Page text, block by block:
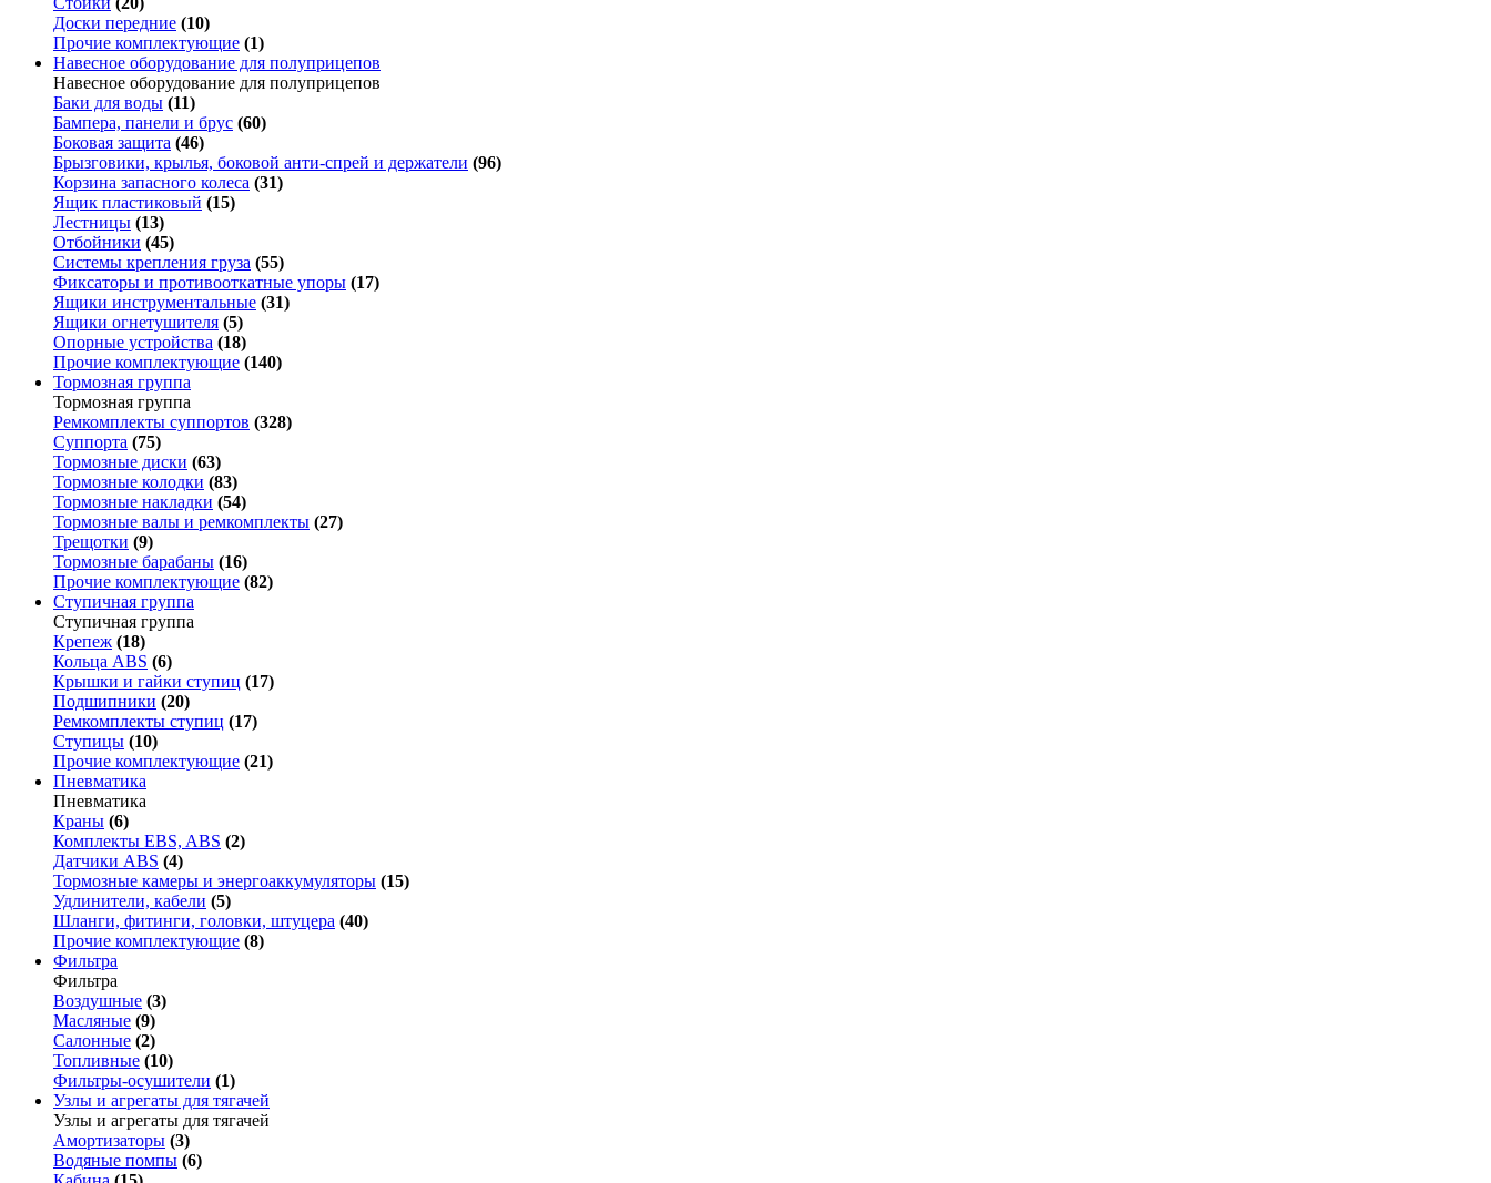
Доски передние (10)
Прочие комплектующие (1)
Навесное оборудование для полуприцепов
Навесное оборудование для полуприцепов
Баки для воды (11)
Бампера, панели и брус (60)
Боковая защита (46)
Брызговики, крылья, боковой анти-спрей и держатели (96)
Корзина запасного колеса (31)
Ящик пластиковый (15)
Лестницы (13)
Отбойники (45)
Системы крепления груза (55)
Фиксаторы и противооткатные упоры (17)
Ящики инструментальные (31)
Ящики огнетушителя (5)
Опорные устройства (18)
Прочие комплектующие (140)
Тормозная группа
Тормозная группа
Ремкомплекты суппортов (328)
Суппорта (75)
Тормозные диски (63)
Тормозные колодки (83)
Тормозные накладки (54)
Тормозные валы и ремкомплекты (27)
Трещотки (9)
Тормозные барабаны (16)
Прочие комплектующие (82)
Ступичная группа
Ступичная группа
Крепеж (18)
Кольца ABS (6)
Крышки и гайки ступиц (17)
Подшипники (20)
Ремкомплекты ступиц (17)
Ступицы (10)
Прочие комплектующие (21)
Пневматика
Пневматика
Краны (6)
Комплекты EBS, ABS (2)
Датчики ABS (4)
Тормозные камеры и энергоаккумуляторы (15)
Удлинители, кабели (5)
Шланги, фитинги, головки, штуцера (40)
Прочие комплектующие (8)
Фильтра
Фильтра
Воздушные (3)
Масляные (9)
Салонные (2)
Топливные (10)
Фильтры-осушители (1)
Узлы и агрегаты для тягачей
Узлы и агрегаты для тягачей
Амортизаторы (3)
Водяные помпы (6)